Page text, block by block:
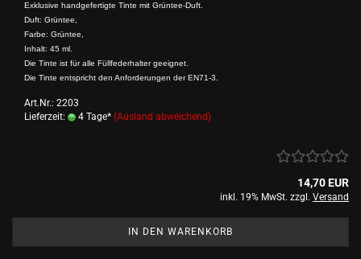
Exklusive handgefertigte Tinte mit Grüntee-Duft.
Duft: Grüntee,
Farbe: Grüntee,
Inhalt: 45 ml.
Die Tinte ist für alle Füllfederhalter geeignet.
Die Tinte entspricht den Anforderungen der EN71-3.
Art.Nr.: 2203
Lieferzeit:
4 Tage* (Ausland abweichend)
14,70 EUR
inkl. 19% MwSt. zzgl. Versand
IN DEN WARENKORB